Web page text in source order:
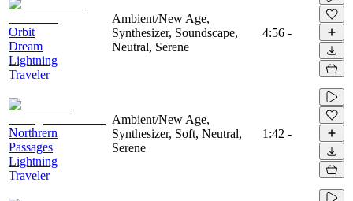
Orbit
Dream
Lightning
Traveler
Ambient/New Age,
Synthesizer, Soundscape,
Neutral, Serene
4:56 -
Northrern
Passages
Lightning
Traveler
Ambient/New Age,
Synthesizer, Soft, Neutral,
Serene
1:42 -